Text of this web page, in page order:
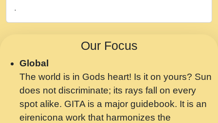
Chahe Ram Ho Chahe Shyam Ho.mp3
मझ अपन जवन बनन न आय, रठ हर क मनन न आय
Shri ravinandan shastri ji maharaj.mp3
मन अशांत मंत्र जाप - गीता प्रेरणा -Swami
Gyananand Ji Maharaj.mp3
.
Our Focus
Global
The world is in Gods heart! Is it on yours? Sun
does not discriminate; its rays fall on every
spot alike. GITA is a major guidebook. It is an
eirenicona work that harmonizes the